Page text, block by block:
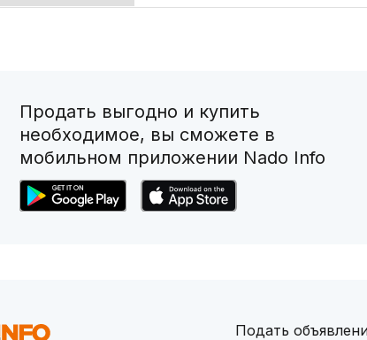
Продать выгодно и купить
необходимое, вы сможете в
мобильном приложении Nado Info
Подать